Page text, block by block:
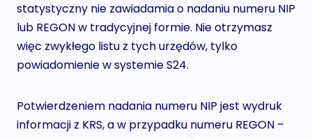
statystyczny nie zawiadamia o nadaniu numeru NIP
lub REGON w tradycyjnej formie. Nie otrzymasz
więc zwykłego listu z tych urzędów, tylko
powiadomienie w systemie S24.
Potwierdzeniem nadania numeru NIP jest wydruk
informacji z KRS, a w przypadku numeru REGON –